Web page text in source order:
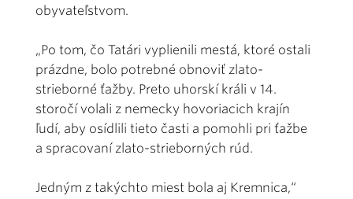
obyvateľstvom.
„Po tom, čo Tatári vyplienili mestá, ktoré ostali
prázdne, bolo potrebné obnoviť zlato-
strieborné ťažby. Preto uhorskí králi v 14.
storočí volali z nemecky hovoriacich krajín
ľudí, aby osídlili tieto časti a pomohli pri ťažbe
a spracovaní zlato-strieborných rúd.
Jedným z takýchto miest bola aj Kremnica,“